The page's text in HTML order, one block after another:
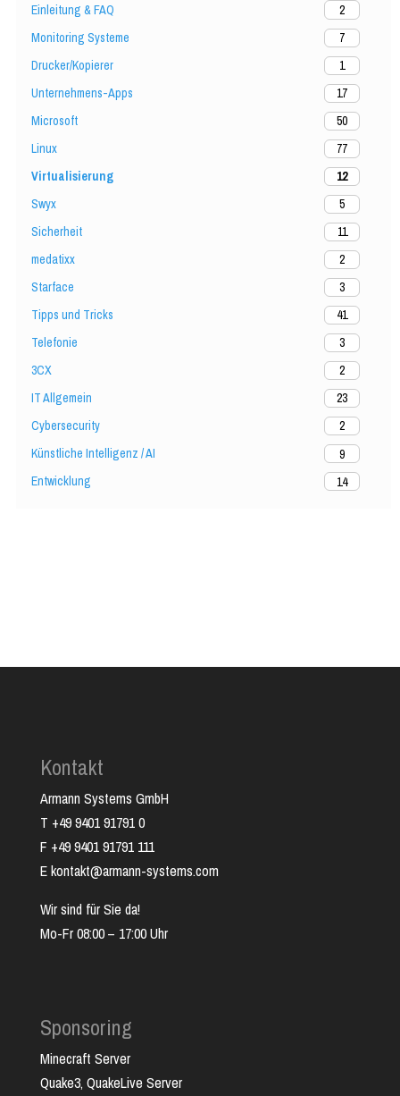
Einleitung & FAQ
2
Monitoring Systeme
7
Drucker/Kopierer
1
Unternehmens-Apps
17
Microsoft
50
Linux
77
Virtualisierung
12
Swyx
5
Sicherheit
11
medatixx
2
Starface
3
Tipps und Tricks
41
Telefonie
3
3CX
2
IT Allgemein
23
Cybersecurity
2
Künstliche Intelligenz / AI
9
Entwicklung
14
Kontakt
Armann Systems GmbH
T +49 9401 91791 0
F +49 9401 91791 111
E kontakt@armann-systems.com
Wir sind für Sie da!
Mo-Fr 08:00 – 17:00 Uhr
Sponsoring
Minecraft Server
Quake3, QuakeLive Server